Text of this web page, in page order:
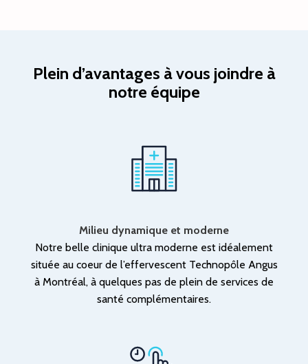
Plein d’avantages à vous joindre à
notre équipe
Milieu dynamique et moderne
Notre belle clinique ultra moderne est idéalement
située au coeur de l’effervescent Technopôle Angus
à Montréal, à quelques pas de plein de services de
santé complémentaires.